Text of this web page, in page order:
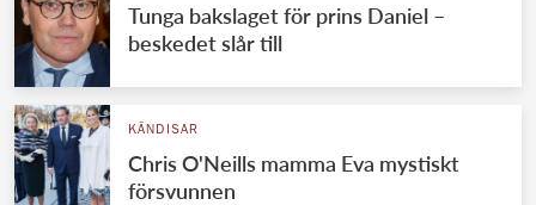
UTLÄNDSKT
VÄRLDENS KUNGAHUS
Svenska kungahuset
Brittiska kungahuset
Tunga bakslaget för prins Daniel –
beskedet slår till
KÄNDISAR
Chris O'Neills mamma Eva mystiskt
försvunnen